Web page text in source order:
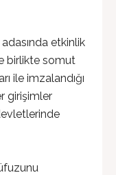
etkinlik
birlikte somut
ile imzalandığı
girişimler